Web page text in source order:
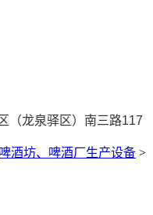
（龙泉驿区）南三路117
啤酒坊、啤酒厂生产设备 >